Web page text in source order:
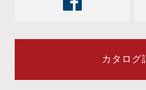
カタログ